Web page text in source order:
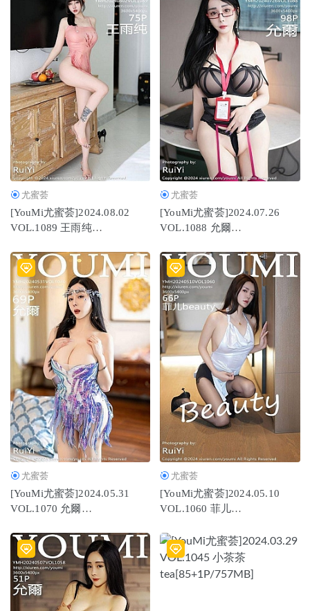
尤蜜荟
[YouMi尤蜜荟]2024.08.02
VOL.1089 王雨纯
尤蜜荟
[YouMi尤蜜荟]2024.07.26
VOL.1088 允爾
尤蜜荟
[YouMi尤蜜荟]2024.05.31
VOL.1070 允爾
尤蜜荟
[YouMi尤蜜荟]2024.05.10
VOL.1060 菲儿